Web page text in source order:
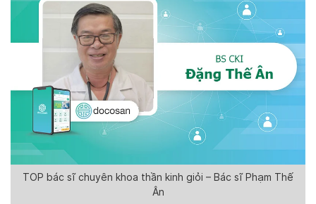
TOP bác sĩ chuyên khoa thần kinh giỏi – Bác sĩ Phạm Thế
Ân